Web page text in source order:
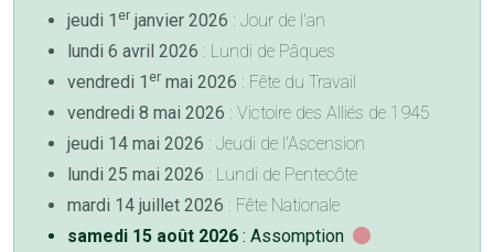
jeudi 1 er janvier 2026 : Jour de l'an
lundi 6 avril 2026 : Lundi de Pâques
vendredi 1 er mai 2026 : Fête du Travail
vendredi 8 mai 2026 : Victoire des Alliés de 1945
jeudi 14 mai 2026 : Jeudi de l'Ascension
lundi 25 mai 2026 : Lundi de Pentecôte
mardi 14 juillet 2026 : Fête Nationale
samedi 15 août 2026 : Assomption